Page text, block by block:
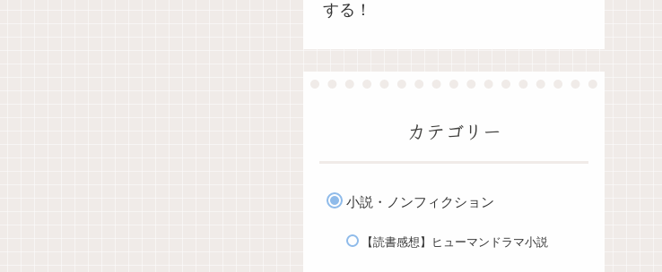
する！
カテゴリー
小説・ノンフィクション
【読書感想】ヒューマンドラマ小説